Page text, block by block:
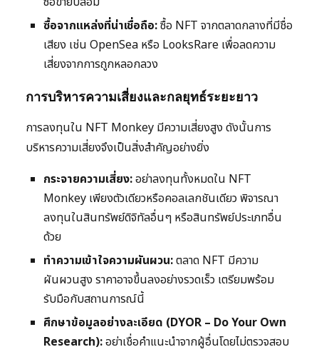
ซื้อจากแหล่งที่น่าเชื่อถือ:ซื้อ NFT จากตลาดกลางที่มีชื่อ
เสียง เช่น OpenSea หรือ LooksRare เพื่อลดความ
เสี่ยงจากการถูกหลอกลวง
การบริหารความเสี่ยงและกลยุทธ์ระยะยาว
การลงทุนใน NFT Monkey มีความเสี่ยงสูง ดังนั้นการ
บริหารความเสี่ยงจึงเป็นสิ่งสำคัญอย่างยิ่ง
กระจายความเสี่ยง:อย่าลงทุนทั้งหมดใน NFT
Monkey เพียงตัวเดียวหรือคอลเลกชันเดียว พิจารณา
ลงทุนในสินทรัพย์ดิจิทัลอื่นๆ หรือสินทรัพย์ประเภทอื่น
ด้วย
ทำความเข้าใจความผันผวน:ตลาด NFT มีความ
ผันผวนสูง ราคาอาจขึ้นลงอย่างรวดเร็ว เตรียมพร้อม
รับมือกับสถานการณ์นี้
ศึกษาข้อมูลอย่างละเอียด (DYOR – Do Your Own
Research):อย่าเชื่อคำแนะนำจากผู้อื่นโดยไม่ตรวจสอบ